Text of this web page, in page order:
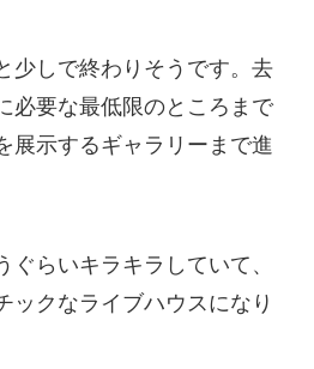
少しで終わりそうです。去
必要な最低限のところまで
展示するギャラリーまで進
ぐらいキラキラしていて、
ックなライブハウスになり